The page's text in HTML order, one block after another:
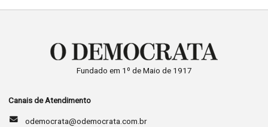
Fundado em 1º de Maio de 1917
Canais de Atendimento
odemocrata@odemocrata.com.br